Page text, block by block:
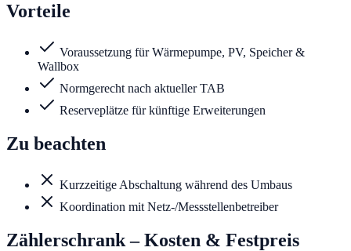
Vorteile
Voraussetzung für Wärmepumpe, PV, Speicher &
Wallbox
Normgerecht nach aktueller TAB
Reserveplätze für künftige Erweiterungen
Zu beachten
Kurzzeitige Abschaltung während des Umbaus
Koordination mit Netz-/Messstellenbetreiber
Zählerschrank– Kosten & Festpreis